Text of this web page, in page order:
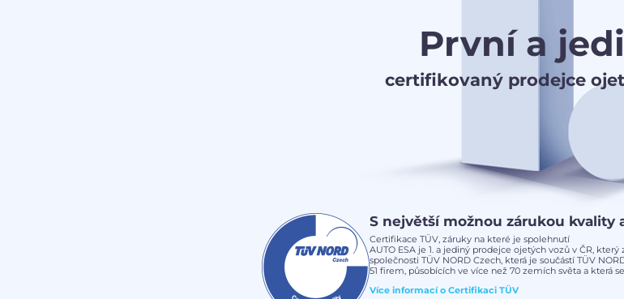
První a
certifikovaný prodejce
S největší možnou zárukou kvality
Certifikace TÜV, záruky na které je spolehnutí
AUTO ESA je 1. a jediný prodejce ojetých vozů v ČR,
společnosti TÜV NORD Czech, která je součástí TÜV
51 firem, působících ve více než 70 zemích světa a která
Více informací o Certifikaci TÜV